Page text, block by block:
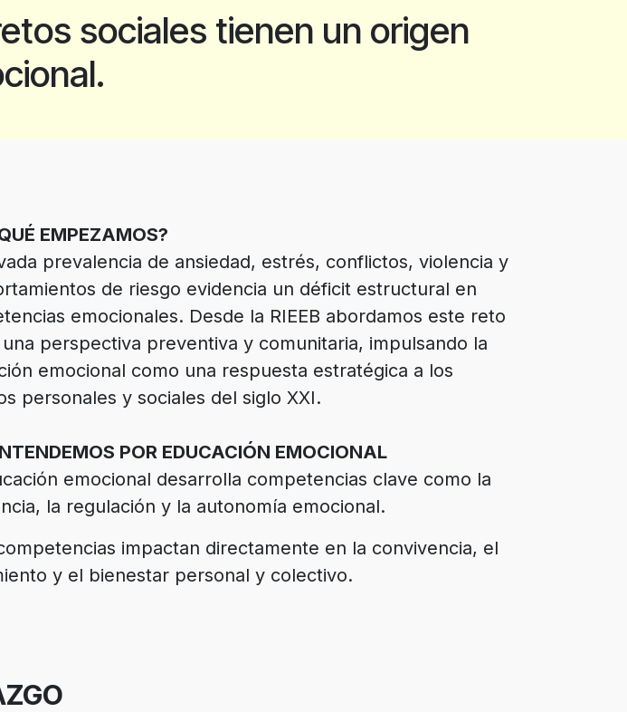
sociales tienen un origen
EMPEZAMOS?
prevalencia de ansiedad, estrés, conflictos, violencia y
de riesgo evidencia un déficit estructural en
emocionales. Desde la RIEEB abordamos este reto
perspectiva preventiva y comunitaria, impulsando la
emocional como una respuesta estratégica a los
personales y sociales del siglo XXI.
POR EDUCACIÓN EMOCIONAL
emocional desarrolla competencias clave como la
la regulación y la autonomía emocional.
impactan directamente en la convivencia, el
y el bienestar personal y colectivo.